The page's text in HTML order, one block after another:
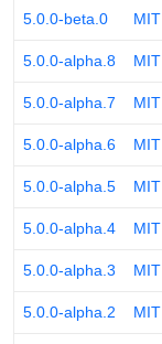
5.0.0-beta.0 MIT
5.0.0-alpha.8 MIT
5.0.0-alpha.7 MIT
5.0.0-alpha.6 MIT
5.0.0-alpha.5 MIT
5.0.0-alpha.4 MIT
5.0.0-alpha.3 MIT
5.0.0-alpha.2 MIT